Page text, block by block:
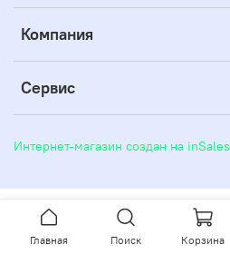
Компания
Сервис
Интернет-магазин создан на inSales
Главная Поиск Корзина